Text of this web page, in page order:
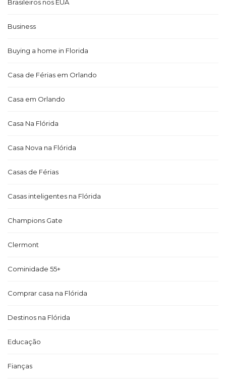
Brasileiros nos EUA
Business
Buying a home in Florida
Casa de Férias em Orlando
Casa em Orlando
Casa Na Flórida
Casa Nova na Flórida
Casas de Férias
Casas inteligentes na Flórida
Champions Gate
Clermont
Cominidade 55+
Comprar casa na Flórida
Destinos na Flórida
Educação
Fianças